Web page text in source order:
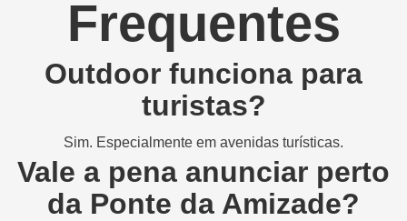
Frequentes
Outdoor funciona para
turistas?
Sim. Especialmente em avenidas turísticas.
Vale a pena anunciar perto
da Ponte da Amizade?